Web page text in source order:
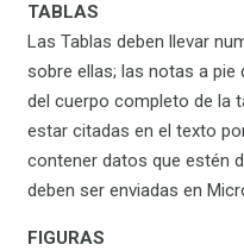
TABLAS
Las Tablas deben llevar
sobre ellas; las notas a pie
del cuerpo completo de la
estar citadas en el texto
contener datos que estén
deben ser enviadas en
FIGURAS